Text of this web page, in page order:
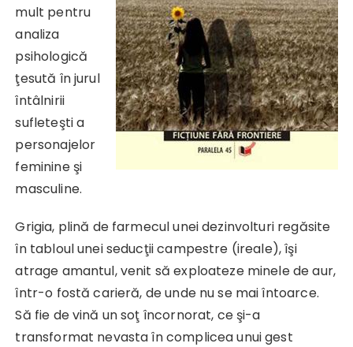
mult pentru
analiza
psihologică
ţesută în jurul
întâlnirii
sufleteşti a
personajelor
feminine şi
masculine.
Grigia, plină de farmecul unei dezinvolturi regăsite
în tabloul unei seducţii campestre (ireale), îşi
atrage amantul, venit să exploateze minele de aur,
într-o fostă carieră, de unde nu se mai întoarce.
Să fie de vină un soţ încornorat, ce şi-a
transformat nevasta în complicea unui gest